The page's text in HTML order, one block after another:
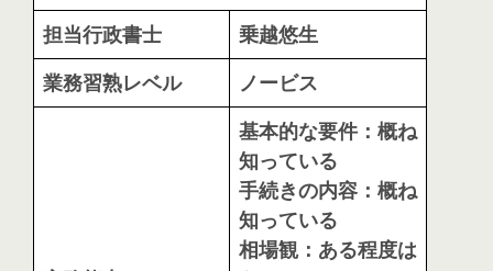
担当行政書士
乗越悠生
業務習熟レベル
ノービス
基本的な要件：概ね
知っている
手続きの内容：概ね
知っている
相場観：ある程度は